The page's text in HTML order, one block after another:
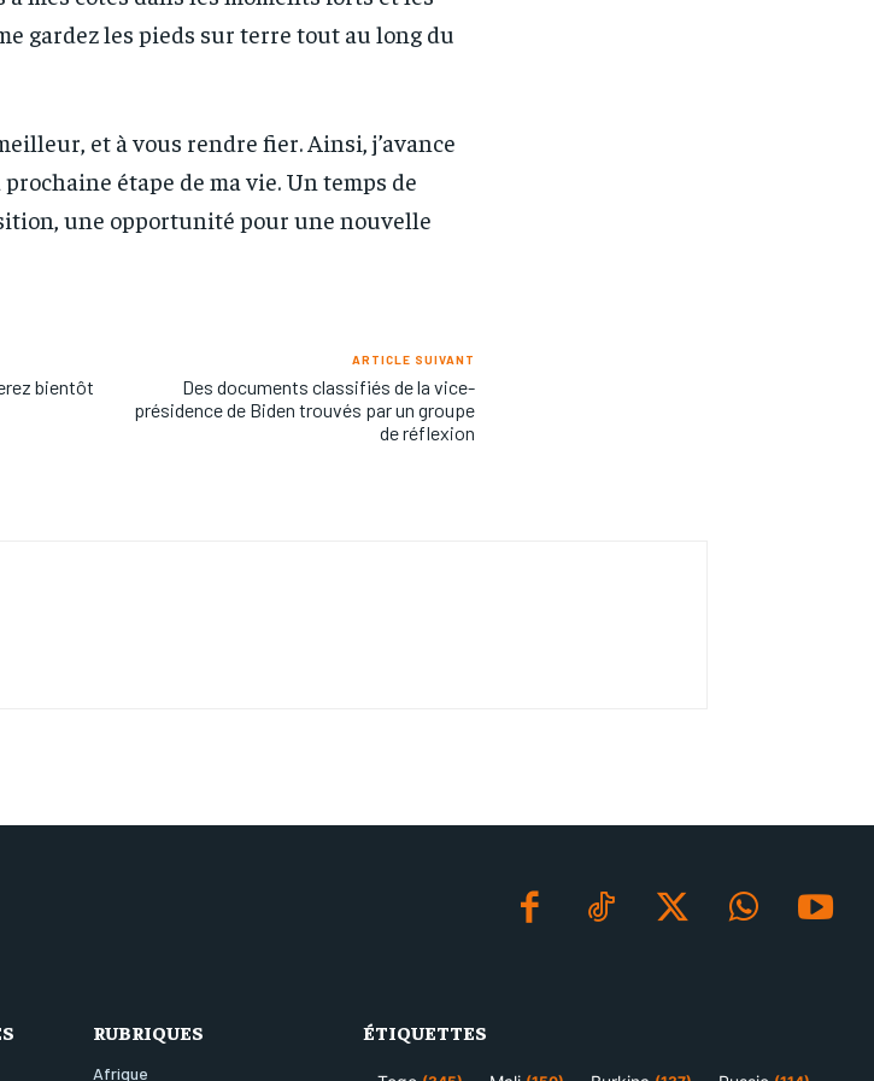
gardez les pieds sur terre tout au long du
et à vous rendre fier. Ainsi, j’avance
étape de ma vie. Un temps de
une opportunité pour une nouvelle
bientôt
ARTICLE SUIVANT
Des documents classifiés de la vice-
présidence de Biden trouvés par un groupe
de réflexion
RUBRIQUES
Afrique
ÉTIQUETTES